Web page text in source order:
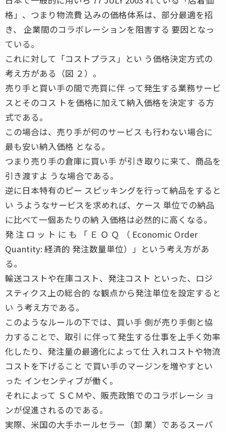
格」、つまり物流費 込みの価格体系は、部分最適を招
き、 企業間のコラボレーションを阻害する 要因となっ
ている。
これに対して「コストプラス」とい う価格決定方式の
考え方がある（図 ２）。
売り手と買い手の間で売買に伴 って発生する業務サービ
スとそのコス トを価格に加えて納入価格を決定す る方
式である。
この場合は、売り手が何のサービス も行わない場合に
最も安い納入価格 となる。
つまり売り手の倉庫に買い手 が引き取りに来て、商品を
引き渡すよ うな場合である。
逆に日本特有のピー スピッキングを行って納品をすると
い うようなサービスを求めれば、ケース 単位での納品
に比べて一個あたりの納 入価格は必然的に高くなる。
発 注 ロ ッ ト に も 「 Ｅ Ｏ Ｑ （ Economic Order
Quantity: 経済的 発注数量単位）」という考え方があ
る。
輸送コストや在庫コスト、発注コスト といった、ロジ
スティクス上の総合的 な観点から発注単位を設定すると
い う考え方である。
このようなルールの下では、買い手 側が売り手側と協
力することで、取引 に伴って発生する仕事を上手く効率
化したり、発注量の最適化によって仕 入れコストや物流
コストを下げること で買い手のマージンを増やすとい
った インセンティブが働く。
それによって ＳＣＭや、販売政策でのコラボレーシ ョ
ンが促進されるのである。
実際、米国の大手ホールセラー（卸 業）であるスーパ